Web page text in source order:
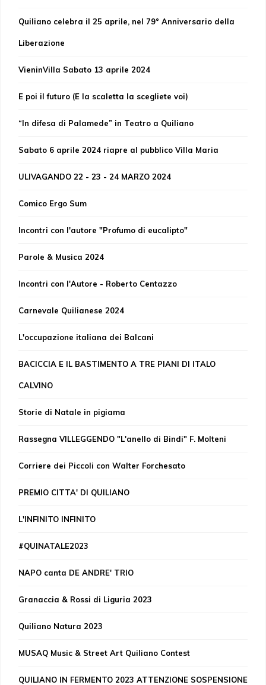
Quiliano celebra il 25 aprile, nel 79° Anniversario della
Liberazione
VieninVilla Sabato 13 aprile 2024
E poi il futuro (E la scaletta la scegliete voi)
“In difesa di Palamede” in Teatro a Quiliano
Sabato 6 aprile 2024 riapre al pubblico Villa Maria
ULIVAGANDO 22 - 23 - 24 MARZO 2024
Comico Ergo Sum
Incontri con l'autore "Profumo di eucalipto"
Parole & Musica 2024
Incontri con l'Autore - Roberto Centazzo
Carnevale Quilianese 2024
L'occupazione italiana dei Balcani
BACICCIA E IL BASTIMENTO A TRE PIANI DI ITALO
CALVINO
Storie di Natale in pigiama
Rassegna VILLEGGENDO "L'anello di Bindi" F. Molteni
Corriere dei Piccoli con Walter Forchesato
PREMIO CITTA' DI QUILIANO
L'INFINITO INFINITO
#QUINATALE2023
NAPO canta DE ANDRE' TRIO
Granaccia & Rossi di Liguria 2023
Quiliano Natura 2023
MUSAQ Music & Street Art Quiliano Contest
QUILIANO IN FERMENTO 2023 ATTENZIONE SOSPENSIONE